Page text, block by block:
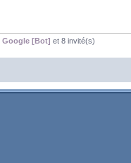
Google [Bot] et 8 invité(s)